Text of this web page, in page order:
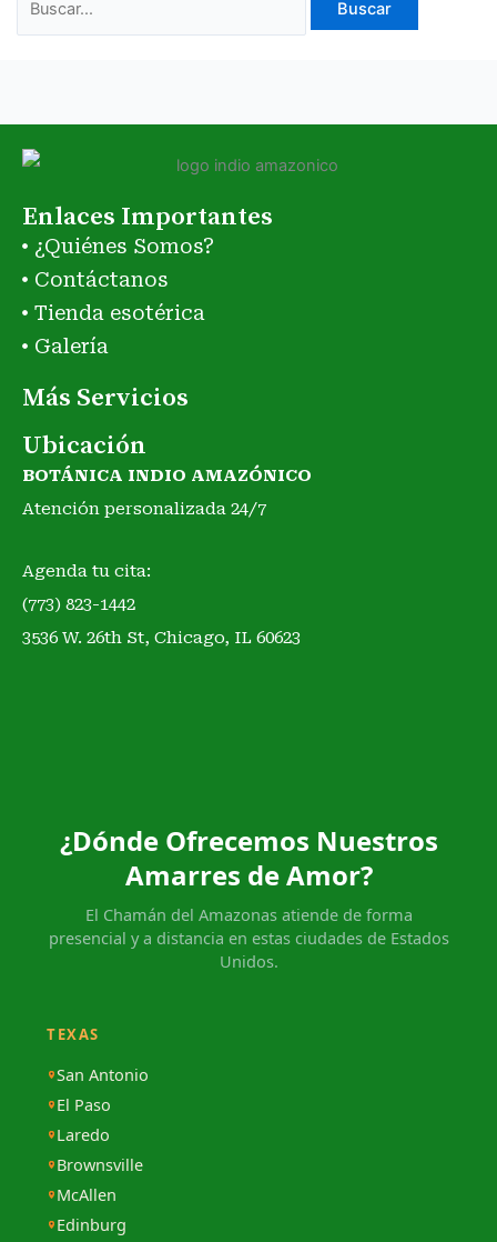
Enlaces Importantes
¿Quiénes Somos?
Contáctanos
Tienda esotérica
Galería
Más Servicios
Ubicación
BOTÁNICA INDIO AMAZÓNICO
Atención personalizada 24/7
Agenda tu cita:
(773) 823-1442
3536 W. 26th St, Chicago, IL 60623
¿Dónde Ofrecemos Nuestros
Amarres de Amor?
El Chamán del Amazonas atiende de forma
presencial y a distancia en estas ciudades de Estados
Unidos.
TEXAS
San Antonio
El Paso
Laredo
Brownsville
McAllen
Edinburg